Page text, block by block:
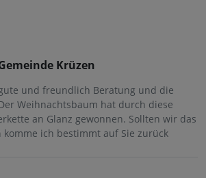
Krüzen
und freundlich Beratung und die
Weihnachtsbaum hat durch diese
an Glanz gewonnen. Sollten wir das
ich bestimmt auf Sie zurück